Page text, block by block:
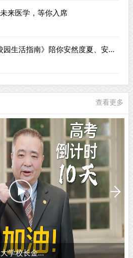
来医学，等你入席
园生活指南》陪你安然度夏、安...
查看更多
学校长金...